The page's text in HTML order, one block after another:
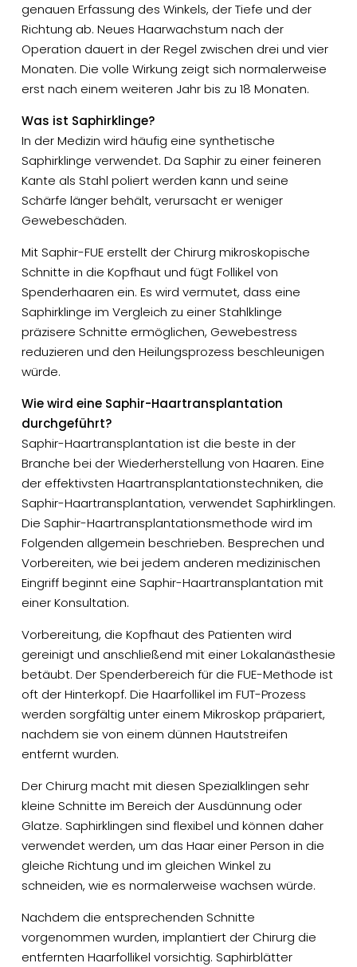
genauen Erfassung des Winkels, der Tiefe und der
Richtung ab. Neues Haarwachstum nach der
Operation dauert in der Regel zwischen drei und vier
Monaten. Die volle Wirkung zeigt sich normalerweise
erst nach einem weiteren Jahr bis zu 18 Monaten.
Was ist Saphirklinge?
In der Medizin wird häufig eine synthetische
Saphirklinge verwendet. Da Saphir zu einer feineren
Kante als Stahl poliert werden kann und seine
Schärfe länger behält, verursacht er weniger
Gewebeschäden.
Mit Saphir-FUE erstellt der Chirurg mikroskopische
Schnitte in die Kopfhaut und fügt Follikel von
Spenderhaaren ein. Es wird vermutet, dass eine
Saphirklinge im Vergleich zu einer Stahlklinge
präzisere Schnitte ermöglichen, Gewebestress
reduzieren und den Heilungsprozess beschleunigen
würde.
Wie wird eine Saphir-Haartransplantation
durchgeführt?
Saphir-Haartransplantation ist die beste in der
Branche bei der Wiederherstellung von Haaren. Eine
der effektivsten Haartransplantationstechniken, die
Saphir-Haartransplantation, verwendet Saphirklingen.
Die Saphir-Haartransplantationsmethode wird im
Folgenden allgemein beschrieben. Besprechen und
Vorbereiten, wie bei jedem anderen medizinischen
Eingriff beginnt eine Saphir-Haartransplantation mit
einer Konsultation.
Vorbereitung, die Kopfhaut des Patienten wird
gereinigt und anschließend mit einer Lokalanästhesie
betäubt. Der Spenderbereich für die FUE-Methode ist
oft der Hinterkopf. Die Haarfollikel im FUT-Prozess
werden sorgfältig unter einem Mikroskop präpariert,
nachdem sie von einem dünnen Hautstreifen
entfernt wurden.
Der Chirurg macht mit diesen Spezialklingen sehr
kleine Schnitte im Bereich der Ausdünnung oder
Glatze. Saphirklingen sind flexibel und können daher
verwendet werden, um das Haar einer Person in die
gleiche Richtung und im gleichen Winkel zu
schneiden, wie es normalerweise wachsen würde.
Nachdem die entsprechenden Schnitte
vorgenommen wurden, implantiert der Chirurg die
entfernten Haarfollikel vorsichtig. Saphirblätter